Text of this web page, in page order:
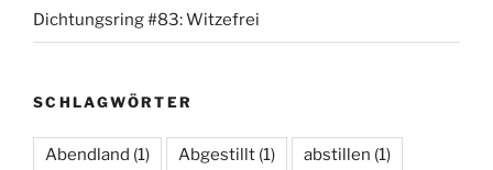
Dichtungsring #83: Witzefrei
SCHLAGWÖRTER
Abendland (1) Abgestillt (1) abstillen (1)